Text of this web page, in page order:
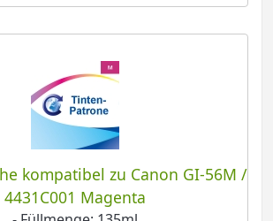
kompatibel zu Canon GI-56M /
4431C001 Magenta